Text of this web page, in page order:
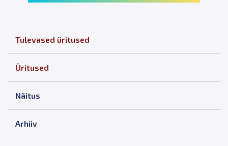
Tulevased üritused
Üritused
Näitus
Arhiiv